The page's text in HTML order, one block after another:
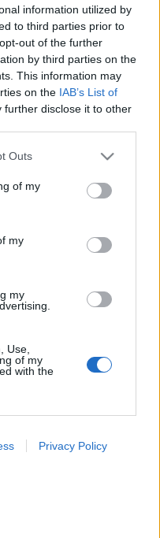
information utilized by
to third parties prior to
out of the further
by third parties on the
This information may
on the IAB’s List of
further disclose it to other
one or more Google
You may click to
its third-party tags to
in below Google
Outs
of my
my
my
Use,
of my
with the
storage
Privacy Policy
#stroke #rákbetegség
#herpesz